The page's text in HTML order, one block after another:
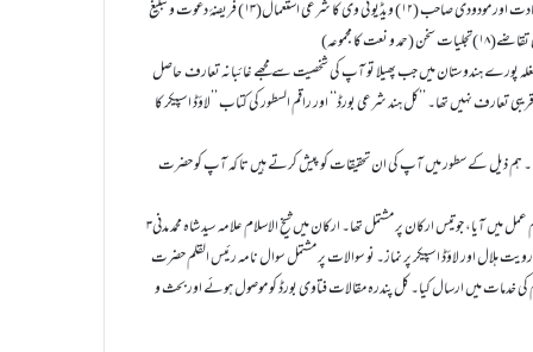
پورے ہندوستان میں جب پھیلا تو آپ کی شخصیت سے مجھے غائبانہ تعارف حاصل
نہیں تھا۔ ’’کل ہند شرعی بورڈ‘‘ اور راقم السطور کی کتاب ’’لاؤڈ اسپیکر کا
ہم ذیل کے سطور میں آپ کی ان تحقیقات کو پیش کرتے ہیں تا کہ آپ کو حضرت
۳؍ ذی قعدہ ۱۴۰۵ھ مطابق ۲۲؍ جولائی ۱۹۸۵ء کو جدید مسائل کے حل کے لیے ’’کل ہند شرعی بورڈ‘‘ کا قیام عمل میں آیا، جو تیس ارکان پر مشتمل تھا۔ ارکان میں شیخ الاسلام علامہ سید شاہ محمد مدنی
اور لاؤڈ اسپیکر پر نماز۔ نو سوالات پر مشتمل سوال نامہ رئیس القلم حضرت
خدمات میں ارسال کیا۔ کل پندرہ مقالات فتاوی بورڈ کو موصول ہوئے اور بحث و